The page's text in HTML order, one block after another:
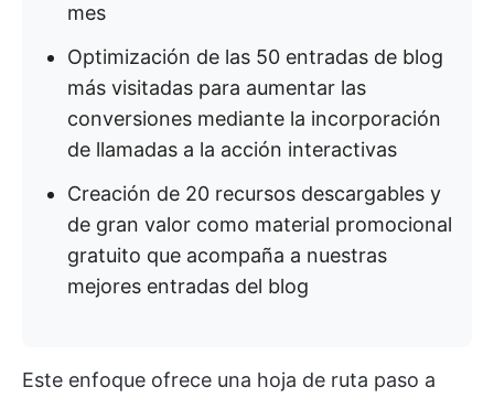
mes
Optimización de las 50 entradas de blog
más visitadas para aumentar las
conversiones mediante la incorporación
de llamadas a la acción interactivas
Creación de 20 recursos descargables y
de gran valor como material promocional
gratuito que acompaña a nuestras
mejores entradas del blog
Este enfoque ofrece una hoja de ruta paso a